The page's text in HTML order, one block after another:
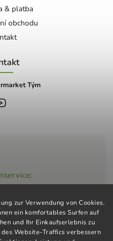
zur Verwendung von Cookies.
ein komfortables Surfen auf
und Ihr Einkaufserlebnis zu
Website-Traffics verbessern
& platba
obchodu
Tým